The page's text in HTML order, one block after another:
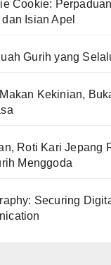
Cookie:
Isian Apel
Gurih yang
Kekinian,
Roti Kari Jepang
Menggoda
Securing